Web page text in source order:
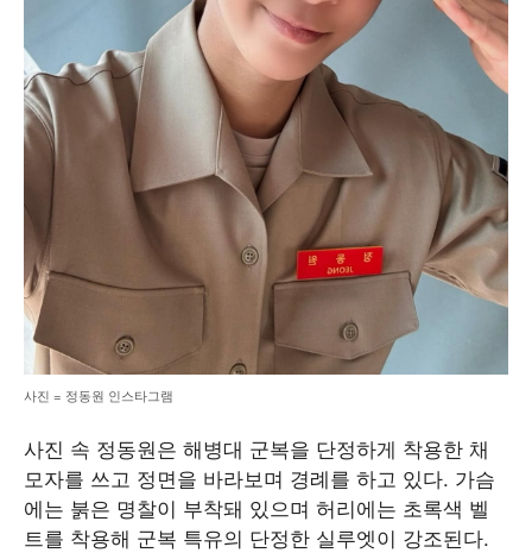
사진 = 정동원 인스타그램
사진 속 정동원은 해병대 군복을 단정하게 착용한 채
모자를 쓰고 정면을 바라보며 경례를 하고 있다. 가슴
에는 붉은 명찰이 부착돼 있으며 허리에는 초록색 벨
트를 착용해 군복 특유의 단정한 실루엣이 강조된다.